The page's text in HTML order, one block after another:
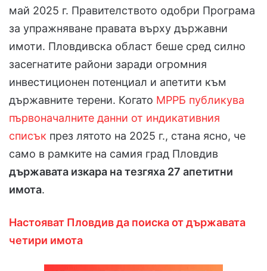
май 2025 г. Правителството одобри Програма
за упражняване правата върху държавни
имоти. Пловдивска област беше сред силно
засегнатите райони заради огромния
инвестиционен потенциал и апетити към
държавните терени. Когато МРРБ публикува
първоначалните данни от индикативния
списък през лятото на 2025 г., стана ясно, че
само в рамките на самия град Пловдив
държавата изкара на тезгяха 27 апетитни
имота.
Настояват Пловдив да поиска от държавата
четири имота